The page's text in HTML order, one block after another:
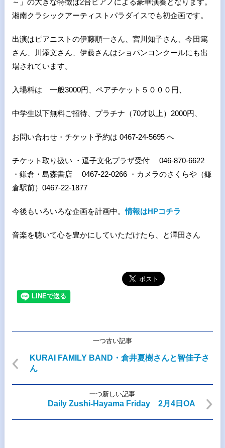
～」の大きな特徴は2台ピアノによる豪華演奏となります。
湘南クラシックアーティストパラダイスでも初企画です。
出演はピアニストの伊藤順一さん、宮川知子さん、今田篤
さん、川添文さん、伊藤さんはショパンコンクールにも出
場されています。
入場料は 一般3000円、ペアチケット５０００円、
中学生以下無料ご招待、プラチナ（70才以上）2000円、
お問い合わせ・チケット予約は 0467-24-5695 へ
チケット取り扱い ・逗子文化プラザ受付 046-870-6622
・鎌倉・島森書店 0467-22-0266 ・カメラのさくらや（鎌
倉駅前）0467-22-1877
今後もいろいろな企画を計画中。情報はHPコチラ
音楽を聴いて心を豊かにしていただけたら、と澤田さん
一つ古い記事
KURAI FAMILY BAND・倉井夏樹さんと智佳子さ
ん
一つ新しい記事
Daily Zushi-Hayama Friday 2月4日OA